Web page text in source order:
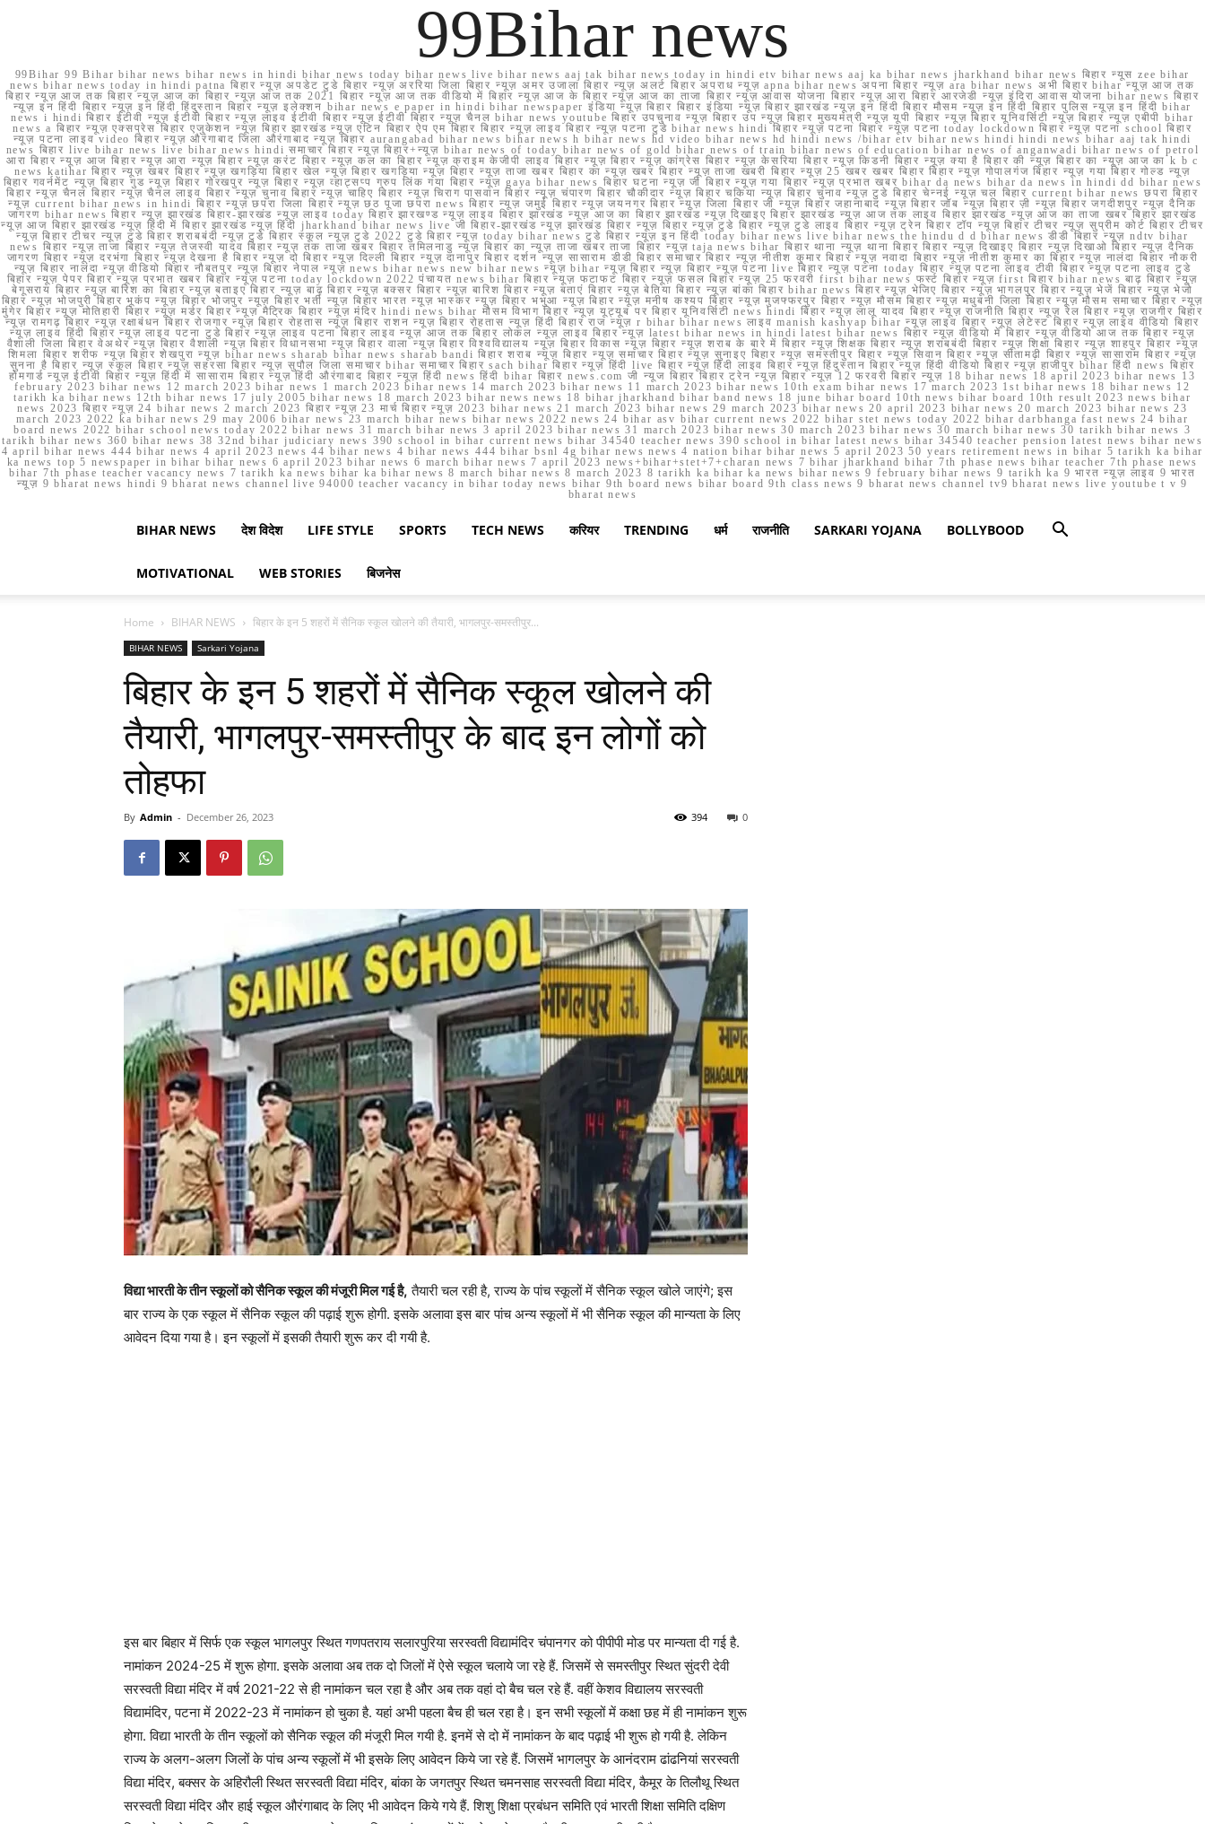
99Bihar news
99Bihar 99 Bihar bihar news bihar news in hindi bihar news today bihar news live bihar news aaj tak bihar news today in hindi etv bihar news aaj ka bihar news jharkhand bihar news बिहार न्यूस zee bihar
news bihar news today in hindi patna बिहार न्यूज़ अपडेट टुडे बिहार न्यूज़ अररिया जिला बिहार न्यूज़ अमर उजाला बिहार न्यूज़ अलर्ट बिहार अपराध न्यूज़ apna bihar news अपना बिहार न्यूज़ ara bihar news अभी बिहार bihar न्यूज़ आज तक
बिहार न्यूज़ आज तक बिहार न्यूज़ आज का बिहार न्यूज़ आज तक 2021 बिहार न्यूज़ आज तक वीडियो में बिहार न्यूज़ आज के बिहार न्यूज़ आज का ताजा बिहार न्यूज़ आवास योजना बिहार न्यूज़ आरा बिहार आरजेडी न्यूज़ इंदिरा आवास योजना bihar news बिहार
न्यूज़ इन हिंदी बिहार न्यूज़ इन हिंदी हिंदुस्तान बिहार न्यूज़ इलेक्शन bihar news e paper in hindi bihar newspaper इंडिया न्यूज़ बिहार बिहार इंडिया न्यूज़ बिहार झारखंड न्यूज़ इन हिंदी बिहार मौसम न्यूज़ इन हिंदी बिहार पुलिस न्यूज़ इन हिंदी bihar
news i hindi बिहार ईटीवी न्यूज़ ईटीवी बिहार न्यूज़ लाइव ईटीवी बिहार न्यूज़ ईटीवी बिहार न्यूज़ चैनल bihar news youtube बिहार उपचुनाव न्यूज़ बिहार उप न्यूज़ बिहार मुख्यमंत्री न्यूज़ यूपी बिहार न्यूज़ बिहार यूनिवर्सिटी न्यूज़ बिहार न्यूज़ एबीपी bihar
news a बिहार न्यूज़ एक्सप्रेस बिहार एजुकेशन न्यूज़ बिहार झारखंड न्यूज़ एटिन बिहार ऐप एम बिहार बिहार न्यूज़ लाइव बिहार न्यूज़ पटना टुडे bihar news hindi बिहार न्यूज़ पटना बिहार न्यूज़ पटना today lockdown बिहार न्यूज़ पटना school बिहार
न्यूज़ पटना लाइव video बिहार न्यूज़ औरंगाबाद जिला औरंगाबाद न्यूज़ बिहार aurangabad bihar news bihar news h bihar news hd video bihar news hd hindi news /bihar etv bihar news hindi hindi news bihar aaj tak hindi
news बिहार live bihar news live bihar news hindi समाचार बिहार न्यूज़ बिहार+न्यूज़ bihar news of today bihar news of gold bihar news of train bihar news of education bihar news of anganwadi bihar news of petrol
आरा बिहार न्यूज़ आज बिहार न्यूज़ आरा न्यूज़ बिहार न्यूज़ करंट बिहार न्यूज़ कल का बिहार न्यूज़ क्राइम केजीपी लाइव बिहार न्यूज़ बिहार न्यूज़ कांग्रेस बिहार न्यूज़ केसरिया बिहार न्यूज़ किडनी बिहार न्यूज़ क्या है बिहार की न्यूज़ बिहार का न्यूज़ आज का k b c
news katihar बिहार न्यूज़ खबर बिहार न्यूज़ खगड़िया बिहार खेल न्यूज़ बिहार खगड़िया न्यूज़ बिहार न्यूज़ ताजा खबर बिहार का न्यूज़ खबर बिहार न्यूज़ ताजा खबरी बिहार न्यूज़ 25 खबर खबर बिहार बिहार न्यूज़ गोपालगंज बिहार न्यूज़ गया बिहार गोल्ड न्यूज़
बिहार गवर्नमेंट न्यूज़ बिहार गुड न्यूज़ बिहार गोरखपुर न्यूज़ बिहार न्यूज़ व्हाट्सप्प ग्रुप लिंक गया बिहार न्यूज़ gaya bihar news बिहार घटना न्यूज़ जी बिहार न्यूज़ गया बिहार न्यूज़ प्रभात खबर bihar da news bihar da news in hindi dd bihar news
बिहार न्यूज़ चैनल बिहार न्यूज़ चैनल लाइव बिहार न्यूज़ चुनाव बिहार न्यूज़ चाहिए बिहार न्यूज़ चिराग पासवान बिहार न्यूज़ चंपारण बिहार चौकीदार न्यूज़ बिहार चकिया न्यूज़ बिहार चुनाव न्यूज़ टुडे बिहार चेन्नई न्यूज़ चल बिहार current bihar news छपरा बिहार
न्यूज़ current bihar news in hindi बिहार न्यूज़ छपरा जिला बिहार न्यूज़ छठ पूजा छपरा news बिहार न्यूज़ जमुई बिहार न्यूज़ जयनगर बिहार न्यूज़ जिला बिहार जी न्यूज़ बिहार जहानाबाद न्यूज़ बिहार जॉब न्यूज़ बिहार ज़ी न्यूज़ बिहार जगदीशपुर न्यूज़ दैनिक
जागरण bihar news बिहार न्यूज़ झारखंड बिहार-झारखंड न्यूज़ लाइव today बिहार झारखण्ड न्यूज़ लाइव बिहार झारखंड न्यूज़ आज का बिहार झारखंड न्यूज़ दिखाइए बिहार झारखंड न्यूज़ आज तक लाइव बिहार झारखंड न्यूज़ आज का ताजा खबर बिहार झारखंड
न्यूज़ आज बिहार झारखंड न्यूज़ हिंदी में बिहार झारखंड न्यूज़ हिंदी jharkhand bihar news live जी बिहार-झारखंड न्यूज़ झारखंड बिहार न्यूज़ बिहार न्यूज़ टुडे बिहार न्यूज़ टुडे लाइव बिहार न्यूज़ ट्रेन बिहार टॉप न्यूज़ बिहार टीचर न्यूज़ सुप्रीम कोर्ट बिहार टीचर
न्यूज़ बिहार टीचर न्यूज़ टुडे बिहार शराबबंदी न्यूज़ टुडे बिहार स्कूल न्यूज़ टुडे 2022 टुडे बिहार न्यूज़ today bihar news टुडे बिहार न्यूज़ इन हिंदी today bihar news live bihar news the hindu d d bihar news डीडी बिहार न्यूज़ ndtv bihar
news बिहार न्यूज़ ताजा बिहार न्यूज़ तेजस्वी यादव बिहार न्यूज़ तक ताजा खबर बिहार तमिलनाडु न्यूज़ बिहार का न्यूज़ ताजा खबर ताजा बिहार न्यूज़ taja news bihar बिहार थाना न्यूज़ थाना बिहार बिहार न्यूज़ दिखाइए बिहार न्यूज़ दिखाओ बिहार न्यूज़ दैनिक
जागरण बिहार न्यूज़ दरभंगा बिहार न्यूज़ देखना है बिहार न्यूज़ दो बिहार न्यूज़ दिल्ली बिहार न्यूज़ दानापुर बिहार दर्शन न्यूज़ सासाराम डीडी बिहार समाचार बिहार न्यूज़ नीतीश कुमार बिहार न्यूज़ नवादा बिहार न्यूज़ नीतीश कुमार का बिहार न्यूज़ नालंदा बिहार नौकरी
न्यूज़ बिहार नालंदा न्यूज़ वीडियो बिहार नौबतपुर न्यूज़ बिहार नेपाल न्यूज़ news bihar news new bihar news न्यूज़ bihar न्यूज़ बिहार न्यूज़ बिहार न्यूज़ पटना live बिहार न्यूज़ पटना today बिहार न्यूज़ पटना लाइव टीवी बिहार न्यूज़ पटना लाइव टुडे
बिहार न्यूज़ पेपर बिहार न्यूज़ प्रभात खबर बिहार न्यूज़ पटना today lockdown 2022 पंचायत news bihar बिहार न्यूज़ फटाफट बिहार न्यूज़ फसल बिहार न्यूज़ 25 फरवरी first bihar news फर्स्ट बिहार न्यूज़ first बिहार bihar news बाढ़ बिहार न्यूज़
बेगूसराय बिहार न्यूज़ बारिश का बिहार न्यूज़ बताइए बिहार न्यूज़ बाढ़ बिहार न्यूज़ बक्सर बिहार न्यूज़ बारिश बिहार न्यूज़ बताएं बिहार न्यूज़ बेतिया बिहार न्यूज़ बांका बिहार bihar news बिहार न्यूज़ भेजिए बिहार न्यूज़ भागलपुर बिहार न्यूज़ भेजें बिहार न्यूज़ भेजो
बिहार न्यूज़ भोजपुरी बिहार भूकंप न्यूज़ बिहार भोजपुर न्यूज़ बिहार भर्ती न्यूज़ बिहार भारत न्यूज़ भास्कर न्यूज़ बिहार भभुआ न्यूज़ बिहार न्यूज़ मनीष कश्यप बिहार न्यूज़ मुजफ्फरपुर बिहार न्यूज़ मौसम बिहार न्यूज़ मधुबनी जिला बिहार न्यूज़ मौसम समाचार बिहार न्यूज़
मुंगेर बिहार न्यूज़ मोतिहारी बिहार न्यूज़ मर्डर बिहार न्यूज़ मैट्रिक बिहार न्यूज़ मंदिर hindi news bihar मौसम विभाग बिहार न्यूज़ यूट्यूब पर बिहार यूनिवर्सिटी news hindi बिहार न्यूज़ लालू यादव बिहार न्यूज़ राजनीति बिहार न्यूज़ रेल बिहार न्यूज़ राजगीर बिहार
न्यूज़ रामगढ़ बिहार न्यूज़ रक्षाबंधन बिहार रोजगार न्यूज़ बिहार रोहतास न्यूज़ बिहार राशन न्यूज़ बिहार रोहतास न्यूज़ हिंदी बिहार राज न्यूज़ r bihar bihar news लाइव manish kashyap bihar न्यूज़ लाइव बिहार न्यूज़ लेटेस्ट बिहार न्यूज़ लाइव वीडियो बिहार
न्यूज़ लाइव हिंदी बिहार न्यूज़ लाइव पटना टुडे बिहार न्यूज़ लाइव पटना बिहार लाइव न्यूज़ आज तक बिहार लोकल न्यूज़ लाइव बिहार न्यूज़ latest bihar news in hindi latest bihar news बिहार न्यूज़ वीडियो में बिहार न्यूज़ वीडियो आज तक बिहार न्यूज़
वैशाली जिला बिहार वेअथेर न्यूज़ बिहार वैशाली न्यूज़ बिहार विधानसभा न्यूज़ बिहार वाला न्यूज़ बिहार विश्वविद्यालय न्यूज़ बिहार विकास न्यूज़ बिहार न्यूज़ शराब के बारे में बिहार न्यूज़ शिक्षक बिहार न्यूज़ शराबबंदी बिहार न्यूज़ शिक्षा बिहार न्यूज़ शाहपुर बिहार न्यूज़
शिमला बिहार शरीफ न्यूज़ बिहार शेखपुरा न्यूज़ bihar news sharab bihar news sharab bandi बिहार शराब न्यूज़ बिहार न्यूज़ समाचार बिहार न्यूज़ सुनाइए बिहार न्यूज़ समस्तीपुर बिहार न्यूज़ सिवान बिहार न्यूज़ सीतामढ़ी बिहार न्यूज़ सासाराम बिहार न्यूज़
सुनना है बिहार न्यूज़ स्कूल बिहार न्यूज़ सहरसा बिहार न्यूज़ सुपौल जिला समाचार bihar समाचार बिहार sach bihar बिहार न्यूज़ हिंदी live बिहार न्यूज़ हिंदी लाइव बिहार न्यूज़ हिंदुस्तान बिहार न्यूज़ हिंदी वीडियो बिहार न्यूज़ हाजीपुर bihar हिंदी news बिहार
होमगार्ड न्यूज़ ईटीवी बिहार न्यूज़ हिंदी में सासाराम बिहार न्यूज़ हिंदी औरंगाबाद बिहार न्यूज़ हिंदी news हिंदी bihar बिहार news.com जी न्यूज बिहार बिहार ट्रेन न्यूज़ बिहार न्यूज़ 12 फरवरी बिहार न्यूज़ 18 bihar news 18 april 2023 bihar news 13
february 2023 bihar news 12 march 2023 bihar news 1 march 2023 bihar news 14 march 2023 bihar news 11 march 2023 bihar news 10th exam bihar news 17 march 2023 1st bihar news 18 bihar news 12
tarikh ka bihar news 12th bihar news 17 july 2005 bihar news 18 march 2023 bihar news news 18 bihar jharkhand bihar band news 18 june bihar board 10th news bihar board 10th result 2023 news bihar
news 2023 बिहार न्यूज़ 24 bihar news 2 march 2023 बिहार न्यूज़ 23 मार्च बिहार न्यूज़ 2023 bihar news 21 march 2023 bihar news 29 march 2023 bihar news 20 april 2023 bihar news 20 march 2023 bihar news 23
march 2023 2022 ka bihar news 29 may 2006 bihar news 23 march bihar news bihar news 2022 news 24 bihar asv bihar current news 2022 bihar stet news today 2022 bihar darbhanga fast news 24 bihar
board news 2022 bihar school news today 2022 bihar news 31 march bihar news 3 april 2023 bihar news 31 march 2023 bihar news 30 march 2023 bihar news 30 march bihar news 30 tarikh bihar news 3
tarikh bihar news 360 bihar news 38 32nd bihar judiciary news 390 school in bihar current news bihar 34540 teacher news 390 school in bihar latest news bihar 34540 teacher pension latest news bihar news
4 april bihar news 444 bihar news 4 april 2023 news 44 bihar news 4 bihar news 444 bihar bsnl 4g bihar news news 4 nation bihar bihar news 5 april 2023 50 years retirement news in bihar 5 tarikh ka bihar
ka news top 5 newspaper in bihar bihar news 6 april 2023 bihar news 6 march bihar news 7 april 2023 news+bihar+stet+7+charan news 7 bihar jharkhand bihar 7th phase news bihar teacher 7th phase news
bihar 7th phase teacher vacancy news 7 tarikh ka news bihar ka bihar news 8 march bihar news 8 march 2023 8 tarikh ka bihar ka news bihar news 9 february bihar news 9 tarikh ka 9 भारत न्यूज़ लाइव 9 भारत
न्यूज़ 9 bharat news hindi 9 bharat news channel live 94000 teacher vacancy in bihar today news bihar 9th board news bihar board 9th class news 9 bharat news channel tv9 bharat news live youtube t v 9
bharat news
BIHAR NEWS देश विदेश LIFE STYLE SPORTS TECH NEWS करियर TRENDING धर्म राजनीति SARKARI YOJANA BOLLYBOOD
MOTIVATIONAL WEB STORIES बिजनेस
Home BIHAR NEWS बिहार के इन 5 शहरों में सैनिक स्कूल खोलने की तैयारी, भागलपुर-समस्तीपुर...
BIHAR NEWS Sarkari Yojana
बिहार के इन 5 शहरों में सैनिक स्कूल खोलने की
तैयारी, भागलपुर-समस्तीपुर के बाद इन लोगों को
तोहफा
By Admin - December 26, 2023 0
394
विद्या भारती के तीन स्कूलों को सैनिक स्कूल की मंजूरी मिल गई है, तैयारी चल रही है, राज्य के पांच स्कूलों में सैनिक स्कूल खोले जाएंगे; इस
बार राज्य के एक स्कूल में सैनिक स्कूल की पढ़ाई शुरू होगी. इसके अलावा इस बार पांच अन्य स्कूलों में भी सैनिक स्कूल की मान्यता के लिए
आवेदन दिया गया है। इन स्कूलों में इसकी तैयारी शुरू कर दी गयी है.
इस बार बिहार में सिर्फ एक स्कूल भागलपुर स्थित गणपतराय सलारपुरिया सरस्वती विद्यामंदिर चंपानगर को पीपीपी मोड पर मान्यता दी गई है.
नामांकन 2024-25 में शुरू होगा. इसके अलावा अब तक दो जिलों में ऐसे स्कूल चलाये जा रहे हैं. जिसमें से समस्तीपुर स्थित सुंदरी देवी
सरस्वती विद्या मंदिर में वर्ष 2021-22 से ही नामांकन चल रहा है और अब तक वहां दो बैच चल रहे हैं. वहीं केशव विद्यालय सरस्वती
विद्यामंदिर, पटना में 2022-23 में नामांकन हो चुका है. यहां अभी पहला बैच ही चल रहा है। इन सभी स्कूलों में कक्षा छह में ही नामांकन शुरू
होगा. विद्या भारती के तीन स्कूलों को सैनिक स्कूल की मंजूरी मिल गयी है. इनमें से दो में नामांकन के बाद पढ़ाई भी शुरू हो गयी है. लेकिन
राज्य के अलग-अलग जिलों के पांच अन्य स्कूलों में भी इसके लिए आवेदन किये जा रहे हैं. जिसमें भागलपुर के आनंदराम ढांढनियां सरस्वती
विद्या मंदिर, बक्सर के अहिरौली स्थित सरस्वती विद्या मंदिर, बांका के जगतपुर स्थित चमनसाह सरस्वती विद्या मंदिर, कैमूर के तिलौथू स्थित
सरस्वती विद्या मंदिर और हाई स्कूल औरंगाबाद के लिए भी आवेदन किये गये हैं. शिशु शिक्षा प्रबंधन समिति एवं भारती शिक्षा समिति दक्षिण